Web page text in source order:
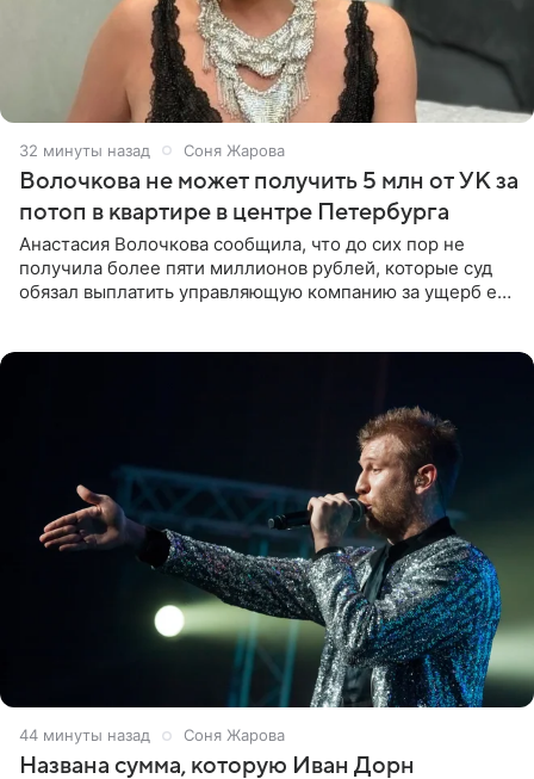
32 минуты назад Соня Жарова
Волочкова не может получить 5 млн от УК за
потоп в квартире в центре Петербурга
Анастасия Волочкова сообщила, что до сих пор не
получила более пяти миллионов рублей, которые суд
обязал выплатить управляющую компанию за ущерб ее
44 минуты назад Соня Жарова
Названа сумма, которую Иван Дорн